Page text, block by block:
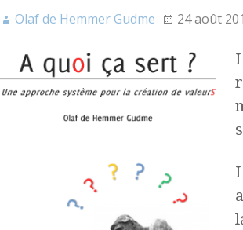
Olaf de Hemmer Gudme 24 août